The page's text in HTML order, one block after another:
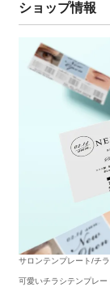
ショップ情報
サロンテンプレート/チ
可愛いチラシテンプレ